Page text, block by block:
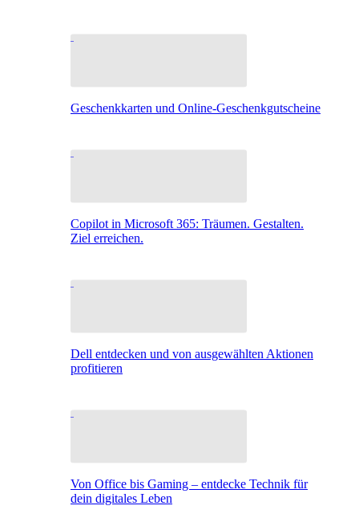
Geschenkkarten und Online-Geschenkgutscheine
Copilot in Microsoft 365: Träumen. Gestalten.
Ziel erreichen.
Dell entdecken und von ausgewählten Aktionen
profitieren
Von Office bis Gaming – entdecke Technik für
dein digitales Leben